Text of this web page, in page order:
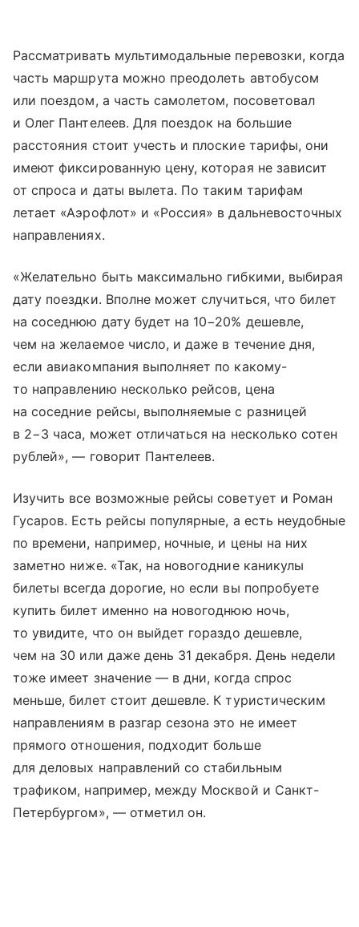
Рассматривать мультимодальные перевозки, когда
часть маршрута можно преодолеть автобусом
или поездом, а часть самолетом, посоветовал
и Олег Пантелеев. Для поездок на большие
расстояния стоит учесть и плоские тарифы, они
имеют фиксированную цену, которая не зависит
от спроса и даты вылета. По таким тарифам
летает «Аэрофлот» и «Россия» в дальневосточных
направлениях.
«Желательно быть максимально гибкими, выбирая
дату поездки. Вполне может случиться, что билет
на соседнюю дату будет на 10−20% дешевле,
чем на желаемое число, и даже в течение дня,
если авиакомпания выполняет по какому-
то направлению несколько рейсов, цена
на соседние рейсы, выполняемые с разницей
в 2−3 часа, может отличаться на несколько сотен
рублей», — говорит Пантелеев.
Изучить все возможные рейсы советует и Роман
Гусаров. Есть рейсы популярные, а есть неудобные
по времени, например, ночные, и цены на них
заметно ниже. «Так, на новогодние каникулы
билеты всегда дорогие, но если вы попробуете
купить билет именно на новогоднюю ночь,
то увидите, что он выйдет гораздо дешевле,
чем на 30 или даже день 31 декабря. День недели
тоже имеет значение — в дни, когда спрос
меньше, билет стоит дешевле. К туристическим
направлениям в разгар сезона это не имеет
прямого отношения, подходит больше
для деловых направлений со стабильным
трафиком, например, между Москвой и Санкт-
Петербургом», — отметил он.